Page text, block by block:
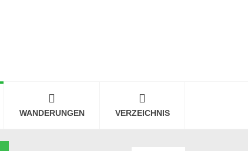
WANDERUNGEN VERZEICHNIS